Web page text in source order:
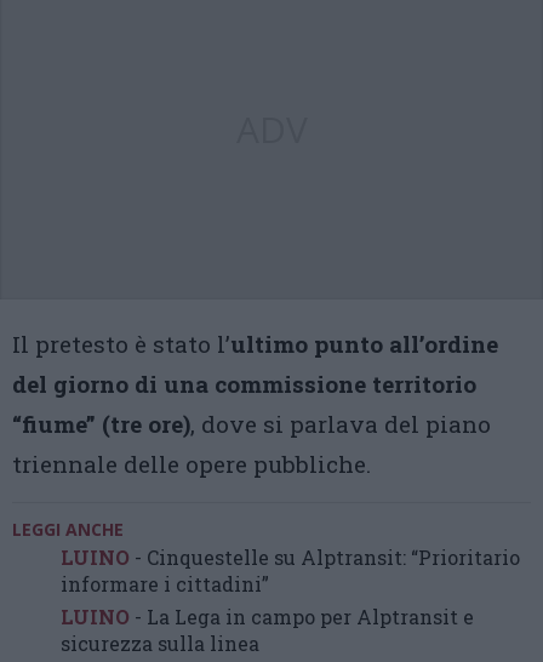
Il pretesto è stato l’ultimo punto all’ordine
del giorno di una commissione territorio
“fiume” (tre ore), dove si parlava del piano
triennale delle opere pubbliche.
LEGGI ANCHE
LUINO - Cinquestelle su Alptransit: “Prioritario
informare i cittadini”
LUINO - La Lega in campo per Alptransit e
sicurezza sulla linea